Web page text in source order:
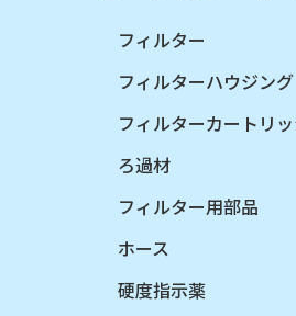
フィルター
フィルターハウジング
フィルターカートリ
ろ過材
フィルター用部品
ホース
硬度指示薬